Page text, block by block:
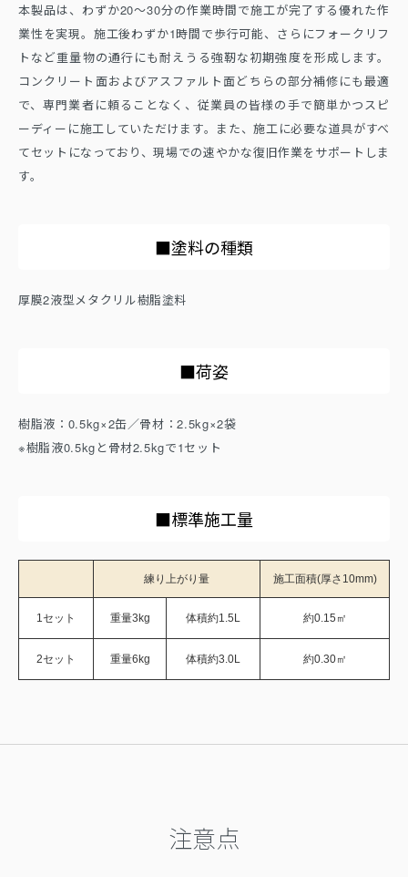
本製品は、わずか20〜30分の作業時間で施工が完了する優れた作
業性を実現。施工後わずか1時間で歩行可能、さらにフォークリフ
トなど重量物の通行にも耐えうる強靭な初期強度を形成します。
コンクリート面およびアスファルト面どちらの部分補修にも最適
で、専門業者に頼ることなく、従業員の皆様の手で簡単かつスピ
ーディーに施工していただけます。また、施工に必要な道具がすべ
てセットになっており、現場での速やかな復旧作業をサポートしま
す。
■塗料の種類
厚膜2液型メタクリル樹脂塗料
■荷姿
樹脂液：0.5kg×2缶／骨材：2.5kg×2袋
※樹脂液0.5kgと骨材2.5kgで1セット
■標準施工量
練り上がり量 施工面積(厚さ10mm)
1セット 重量3kg 体積約1.5L 約0.15㎡
2セット 重量6kg 体積約3.0L 約0.30㎡
注意点